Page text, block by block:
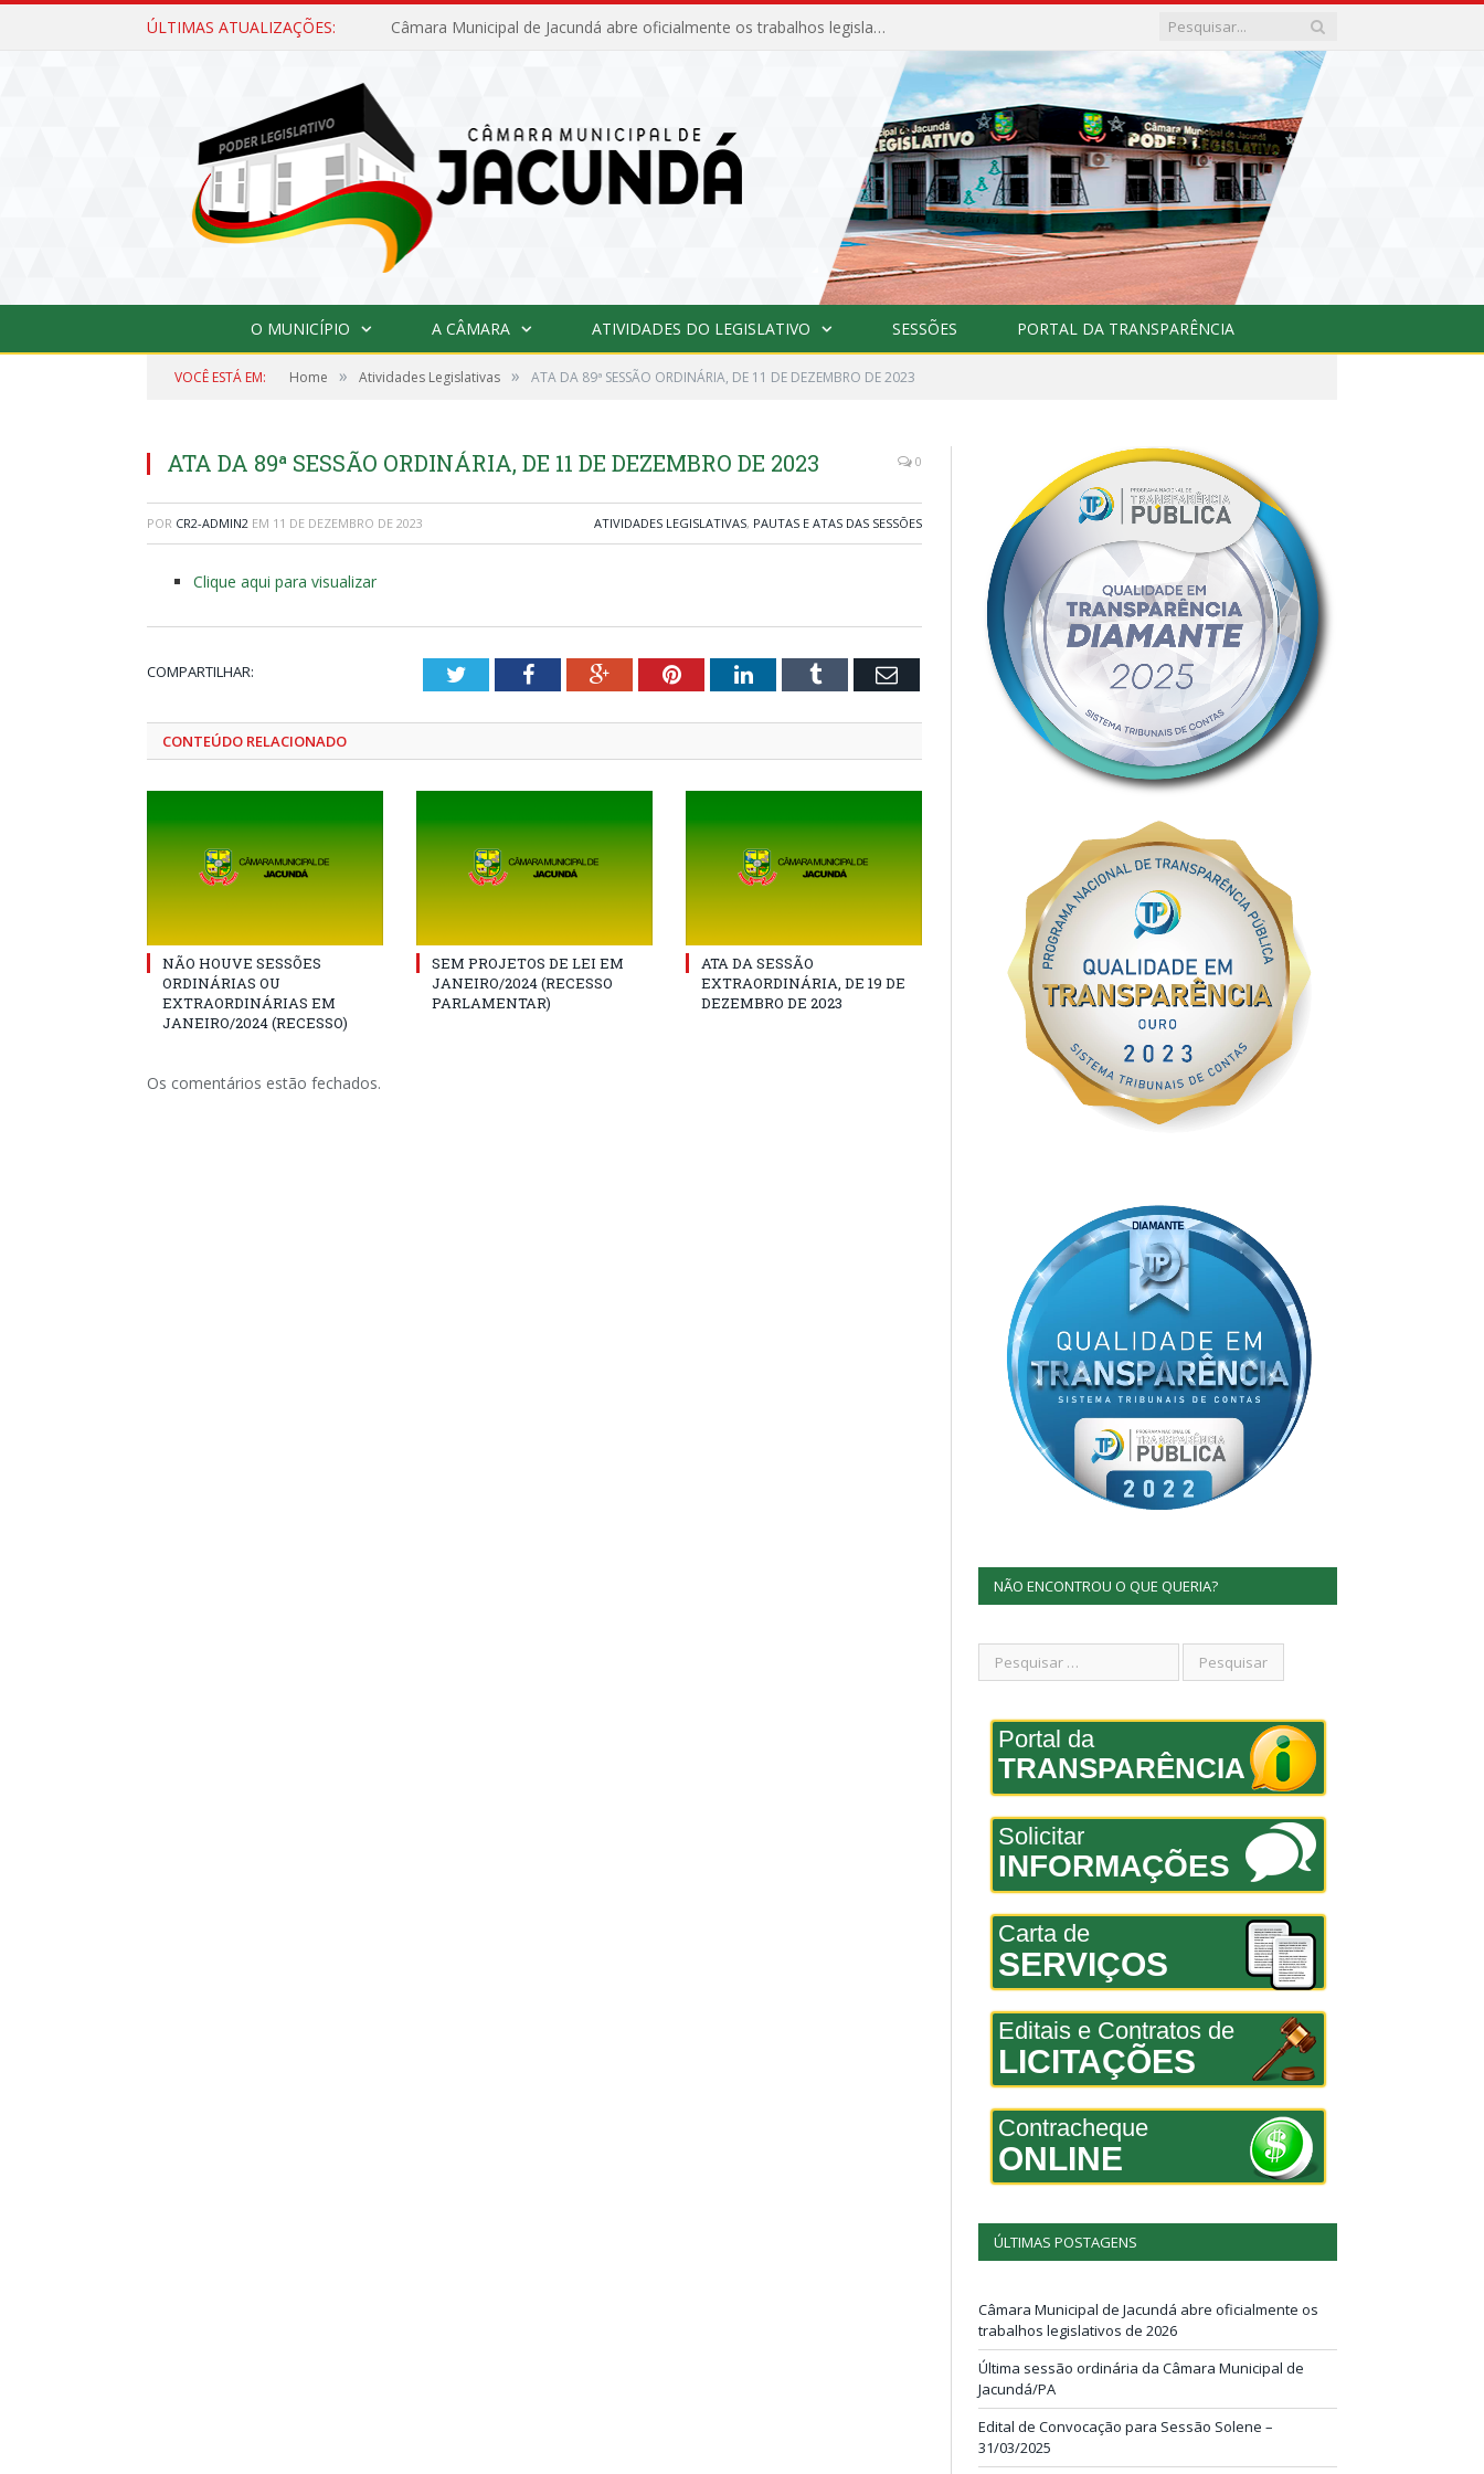
ÚLTIMAS ATUALIZAÇÕES: Câmara Municipal de Jacundá abre oficialmente os trabalhos legislativos de 2026
O MUNICÍPIO A CÂMARA ATIVIDADES DO LEGISLATIVO SESSÕES PORTAL DA TRANSPARÊNCIA
VOCÊ ESTÁ EM: Home » Atividades Legislativas » ATA DA 89ª SESSÃO ORDINÁRIA, DE 11 DE DEZEMBRO DE 2023
ATA DA 89ª SESSÃO ORDINÁRIA, DE 11 DE DEZEMBRO DE 2023 0
POR CR2-ADMIN2 EM 11 DE DEZEMBRO DE 2023 ATIVIDADES LEGISLATIVAS, PAUTAS E ATAS DAS SESSÕES
Clique aqui para visualizar
COMPARTILHAR: TwitterFacebookGoogle+PinterestLinkedInTumblr Email
CONTEÚDO RELACIONADO
NÃO HOUVE SESSÕES
ORDINÁRIAS OU
EXTRAORDINÁRIAS EM
JANEIRO/2024 (RECESSO)
SEM PROJETOS DE LEI EM
JANEIRO/2024 (RECESSO
PARLAMENTAR)
ATA DA SESSÃO
EXTRAORDINÁRIA, DE 19 DE
DEZEMBRO DE 2023
Os comentários estão fechados.
NÃO ENCONTROU O QUE QUERIA?
Portal da
TRANSPARÊNCIA
Solicitar
INFORMAÇÕES
Carta de
SERVIÇOS
Editais e Contratos de
LICITAÇÕES
Contracheque
ONLINE
ÚLTIMAS POSTAGENS
Câmara Municipal de Jacundá abre oficialmente os
trabalhos legislativos de 2026
Última sessão ordinária da Câmara Municipal de
Jacundá/PA
Edital de Convocação para Sessão Solene –
31/03/2025